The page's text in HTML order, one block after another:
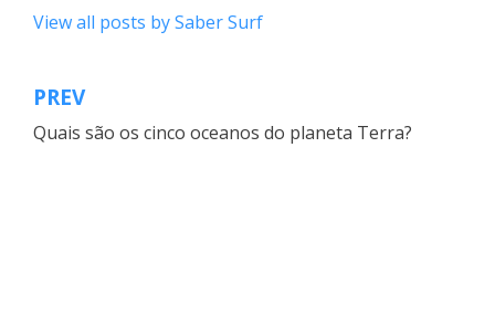
View all posts by Saber Surf
Navegação
de
PREV
Quais são os cinco oceanos do planeta Terra?